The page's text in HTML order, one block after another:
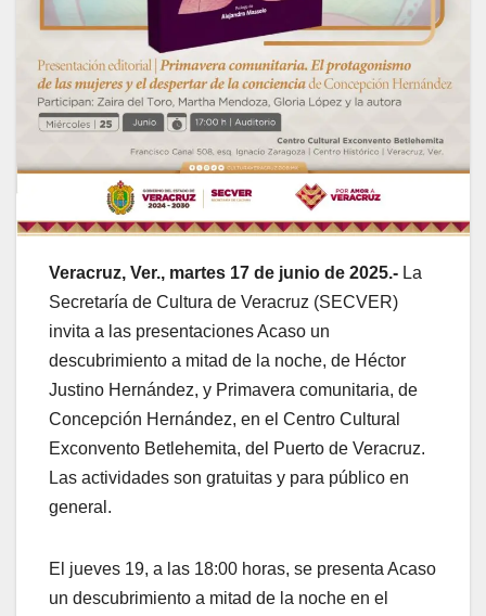
Veracruz, Ver., martes 17 de junio de 2025.- La
Secretaría de Cultura de Veracruz (SECVER)
invita a las presentaciones Acaso un
descubrimiento a mitad de la noche, de Héctor
Justino Hernández, y Primavera comunitaria, de
Concepción Hernández, en el Centro Cultural
Exconvento Betlehemita, del Puerto de Veracruz.
Las actividades son gratuitas y para público en
general.
El jueves 19, a las 18:00 horas, se presenta Acaso
un descubrimiento a mitad de la noche en el